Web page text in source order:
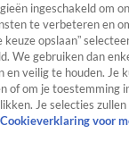
ingeschakeld om
te verbeteren en
opslaan”
We gebruiken dan
veilig te houden. Je
of om je toestemming
Je selecties
Cookieverklaring voor